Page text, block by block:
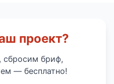
проект?
сбросим бриф,
— бесплатно!